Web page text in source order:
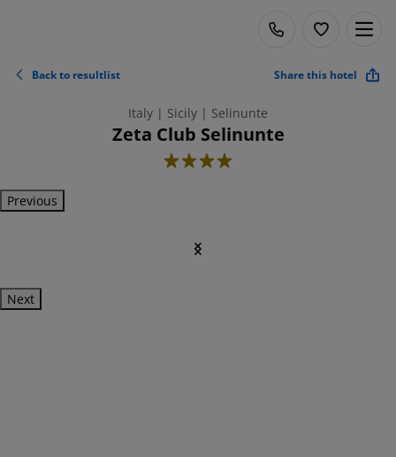
Back to resultlist Share this hotel
Italy | Sicily | Selinunte
Zeta Club Selinunte
4
Previous
Next